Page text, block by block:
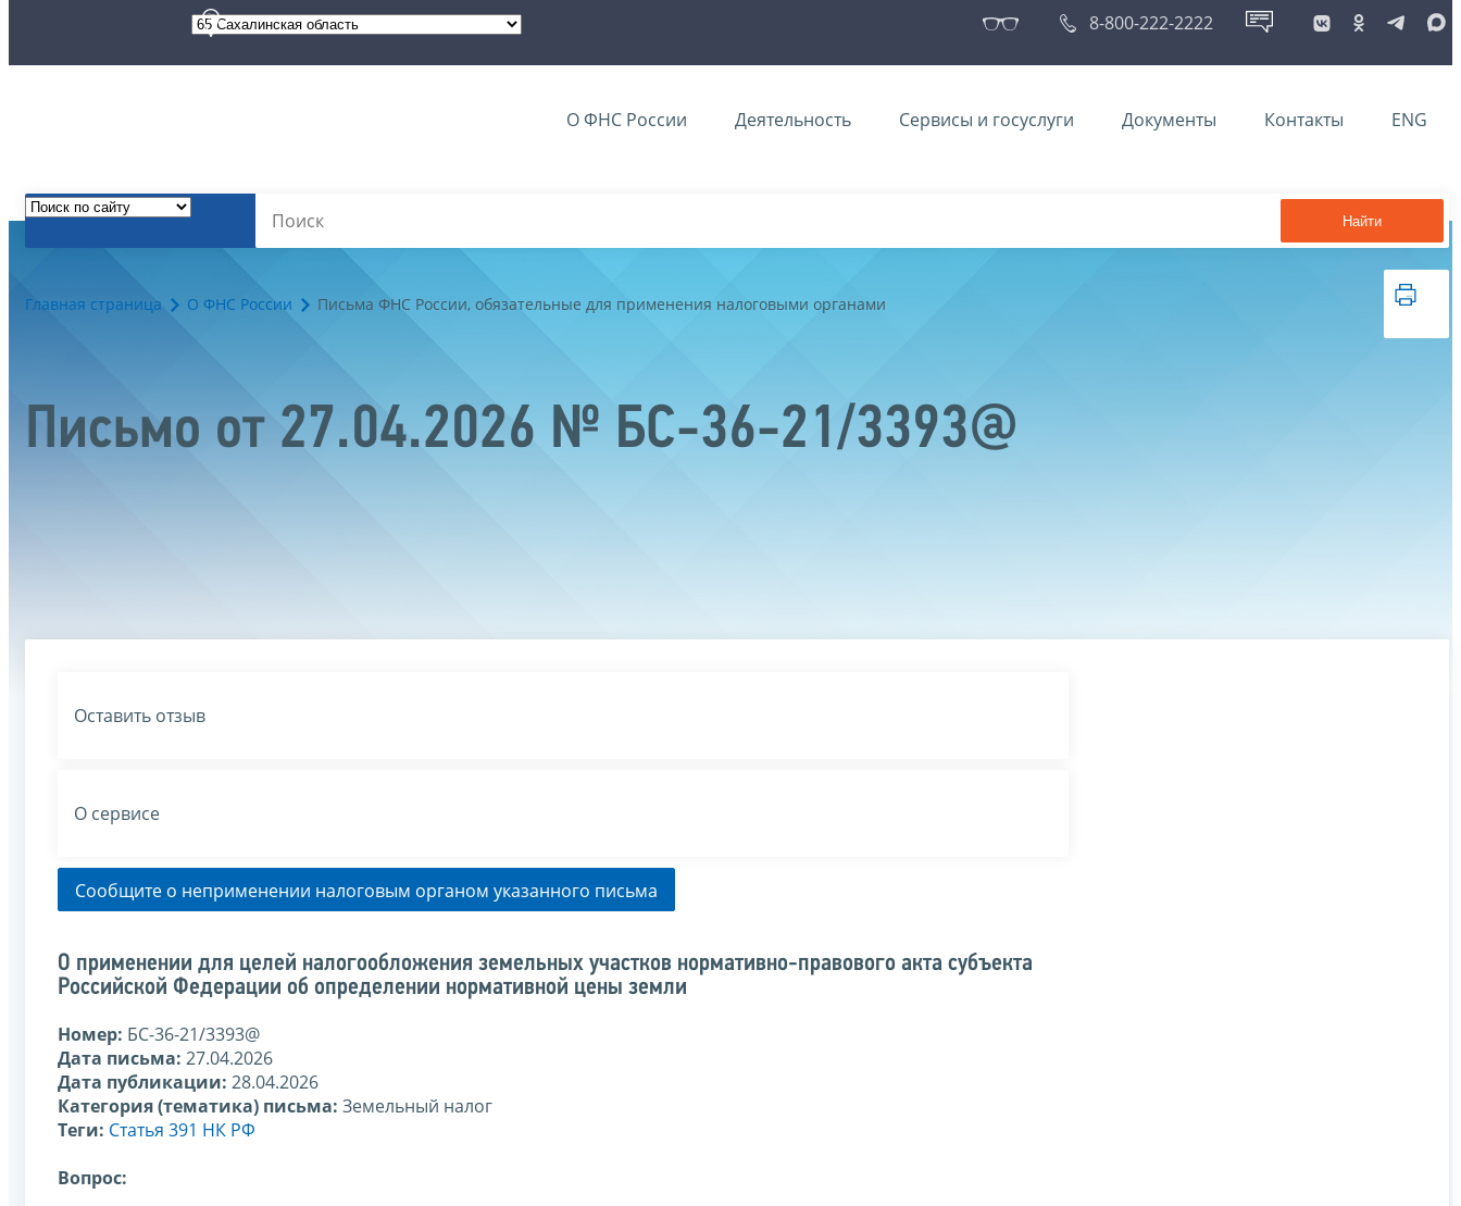
8-800-222-2222
О ФНС России Деятельность Сервисы и госуслуги Документы Контакты ENG
Найти
Главная страница О ФНС России Письма ФНС России, обязательные для применения налоговыми органами
Письмо от 27.04.2026 № БС-36-21/3393@
Оставить отзыв
О сервисе
Сообщите о неприменении налоговым органом указанного письма
О применении для целей налогообложения земельных участков нормативно-правового акта субъекта
Российской Федерации об определении нормативной цены земли
Номер: БС-36-21/3393@
Дата письма: 27.04.2026
Дата публикации: 28.04.2026
Категория (тематика) письма: Земельный налог
Теги: Статья 391 НК РФ
Вопрос: